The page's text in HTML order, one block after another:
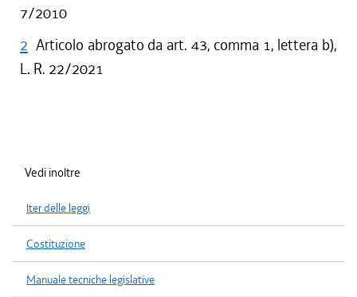
7/2010
2 Articolo abrogato da art. 43, comma 1, lettera b),
L. R. 22/2021
Vedi inoltre
Iter delle leggi
Costituzione
Manuale tecniche legislative